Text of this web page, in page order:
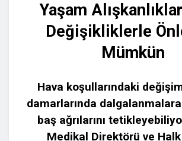
Yaşam
Değişikliklerle
Mümkün
Hava koşullarındaki
damarlarında
baş ağrılarını
Medikal Direktörü ve Halk